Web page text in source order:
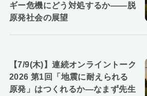
ギー危機にどう対処するか――脱
原発社会の展望
【7/9(木)】連続オンライントーク
2026 第1回「地震に耐えられる
原発」はつくれるか―なまず先生